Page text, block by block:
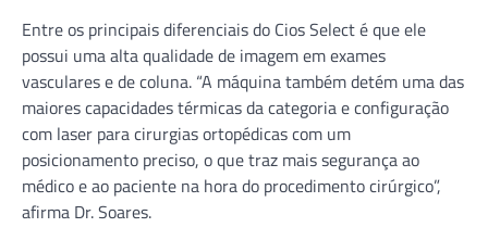
Entre os principais diferenciais do Cios Select é que ele
possui uma alta qualidade de imagem em exames
vasculares e de coluna. “A máquina também detém uma das
maiores capacidades térmicas da categoria e configuração
com laser para cirurgias ortopédicas com um
posicionamento preciso, o que traz mais segurança ao
médico e ao paciente na hora do procedimento cirúrgico”,
afirma Dr. Soares.